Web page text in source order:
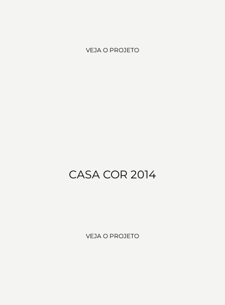
VEJA O PROJETO
CASA COR 2014
VEJA O PROJETO